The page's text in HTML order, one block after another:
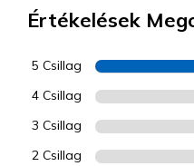
Értékelések
5 Csillag
4 Csillag
3 Csillag
2 Csillag